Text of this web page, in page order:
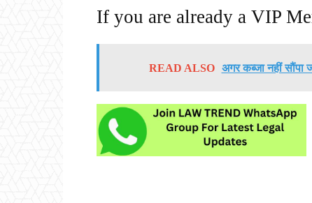
If you are already a VIP
READ ALSO अगर कब्जा नहीं सौंपा